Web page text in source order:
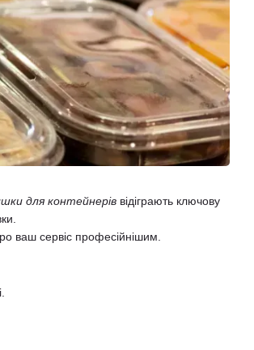
для контейнерів відіграють ключову
ваш сервіс професійнішим.